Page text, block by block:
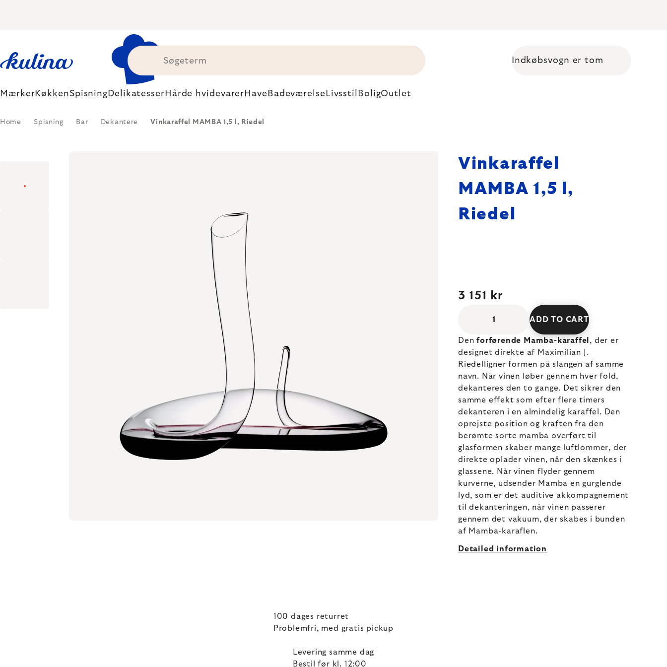
Shopping cart
Indkøbsvogn er tom
MærkerKøkkenSpisning Delikatesser Hårde hvidevarer Have Badeværelse Livsstil BoligOutlet
Home Spisning Bar Dekantere Vinkaraffel MAMBA 1,5 l, Riedel
Vinkaraffel
MAMBA 1,5 l,
Riedel
3 151 kr
ADD TO CART
Denforførende Mamba-karaffel , der er
designet direkte af Maximilian J.
Riedelligner formen på slangen af samme
navn. Når vinen løber gennem hver fold,
dekanteres den to gange. Det sikrer den
samme effekt som efter flere timers
dekanteren i en almindelig karaffel. Den
oprejste position og kraften fra den
berømte sorte mamba overført til
glasformen skaber mange luftlommer, der
direkte oplader vinen, når den skænkes i
glassene. Når vinen flyder gennem
kurverne, udsender Mamba en gurglende
lyd, som er det auditive akkompagnement
til dekanteringen, når vinen passerer
gennem det vakuum, der skabes i bunden
af Mamba-karaflen.
Detailed information
100 dages returret
Problemfri, med gratis pickup
Levering samme dag
Bestil før kl. 12:00